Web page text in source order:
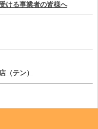
ける事業者の皆様へ
（テン）